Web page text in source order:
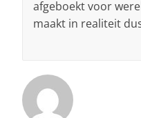
afgeboekt voor
maakt in realiteit